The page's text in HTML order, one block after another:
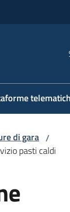
di gara /
pasti caldi